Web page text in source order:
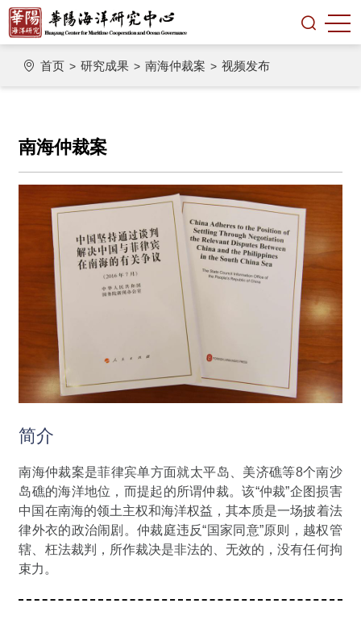
首页 > 研究成果 > 南海仲裁案 > 视频发布
南海仲裁案
简介
南海仲裁案是菲律宾单方面就太平岛、美济礁等8个南沙
岛礁的海洋地位，而提起的所谓仲裁。该“仲裁”企图损害
中国在南海的领土主权和海洋权益，其本质是一场披着法
律外衣的政治闹剧。仲裁庭违反“国家同意”原则，越权管
辖、枉法裁判，所作裁决是非法的、无效的，没有任何拘
束力。